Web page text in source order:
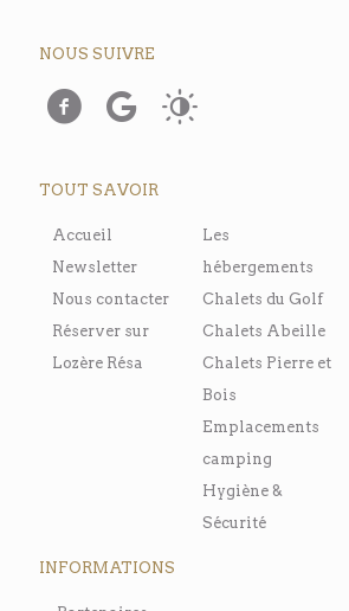
NOUS SUIVRE
TOUT SAVOIR
Accueil
Newsletter
Nous contacter
Réserver sur
Lozère Résa
Les
hébergements
Chalets du Golf
Chalets Abeille
Chalets Pierre et
Bois
Emplacements
camping
Hygiène &
Sécurité
INFORMATIONS